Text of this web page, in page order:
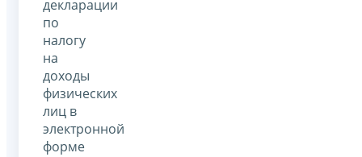
декларации
по
налогу
на
доходы
физических
лиц в
электронной
форме